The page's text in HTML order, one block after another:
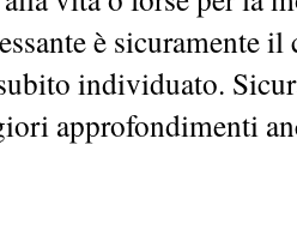
è sicuramente
individuato.
approfondimenti